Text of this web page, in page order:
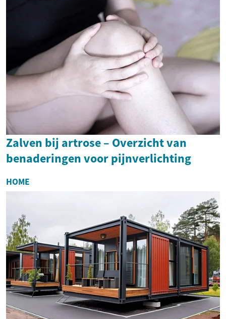
Zalven bij artrose – Overzicht van
benaderingen voor pijnverlichting
HOME